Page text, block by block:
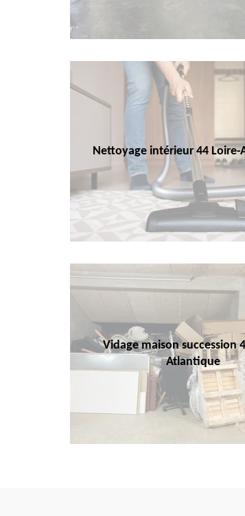
Nettoyage intérieur 44
Vidage maison succession
Atlantique